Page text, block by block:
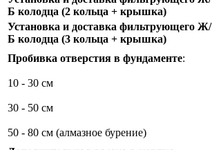
Б колодца (2 кольца + крышка)
Установка и доставка фильтрующего Ж/
Б колодца (3 кольца + крышка)
Пробивка отверстия в фундаменте:
10 - 30 см
30 - 50 см
50 - 80 см (алмазное бурение)